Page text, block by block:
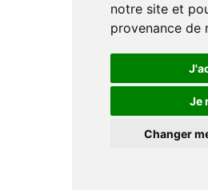
notre site et
provenance de
Je
Changer